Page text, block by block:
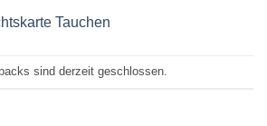
sind derzeit geschlossen.